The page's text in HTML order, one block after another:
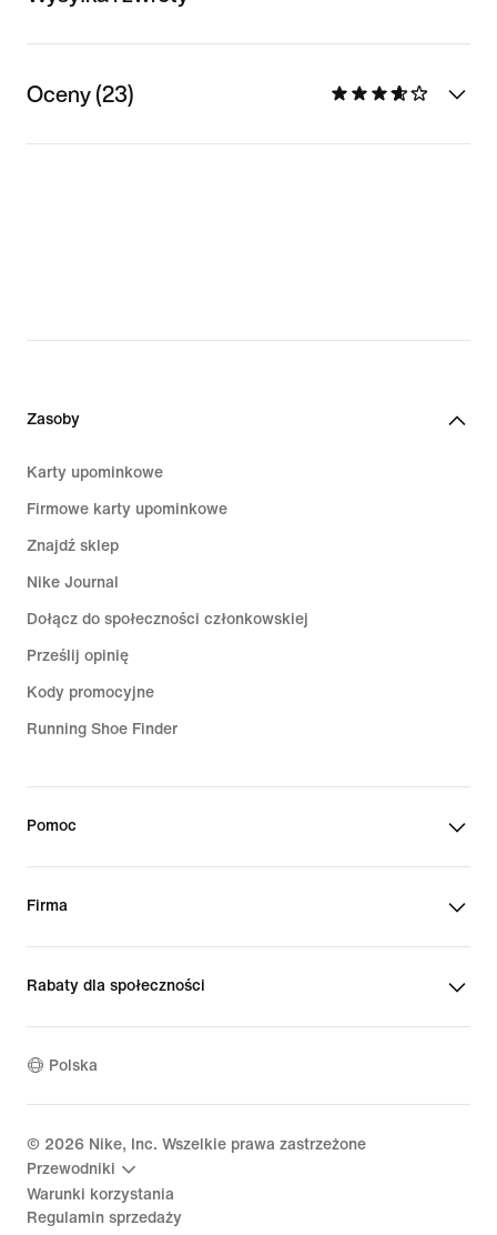
Oceny (23)
Zasoby
Karty upominkowe
Firmowe karty upominkowe
Znajdź sklep
Nike Journal
Dołącz do społeczności członkowskiej
Prześlij opinię
Kody promocyjne
Running Shoe Finder
Pomoc
Firma
Rabaty dla społeczności
Polska
© 2026 Nike, Inc. Wszelkie prawa zastrzeżone
Przewodniki
Warunki korzystania
Regulamin sprzedaży